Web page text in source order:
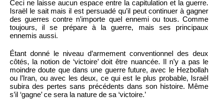
Ceci ne laisse aucun espace entre la capitulation et la guerre.
Israël le sait mais il est persuadé qu’il peut continuer à gagner
des guerres contre n’importe quel ennemi ou tous. Comme
toujours, il se prépare à la guerre, mais ses principaux
ennemis aussi.
Étant donné le niveau d’armement conventionnel des deux
côtés, la notion de ‘victoire’ doit être nuancée. Il n’y a pas le
moindre doute que dans une guerre future, avec le Hezbollah
ou l’Iran, ou avec les deux, ce qui est le plus probable, Israël
subira des pertes sans précédents dans son histoire. Même
s’il ‘gagne’ ce sera la nature de sa ‘victoire.’